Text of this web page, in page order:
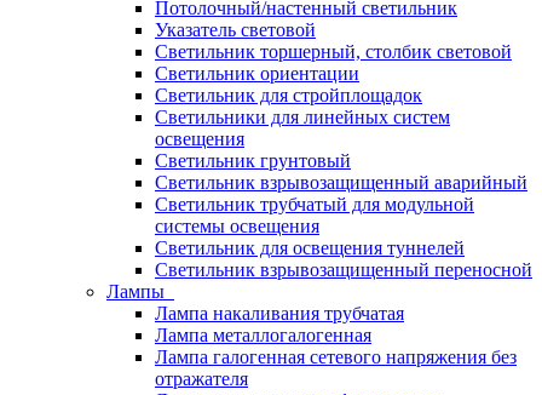
Потолочный/настенный светильник
Указатель световой
Светильник торшерный, столбик световой
Светильник ориентации
Светильник для стройплощадок
Светильники для линейных систем
освещения
Светильник грунтовый
Светильник взрывозащищенный аварийный
Светильник трубчатый для модульной
системы освещения
Светильник для освещения туннелей
Светильник взрывозащищенный переносной
Лампы
Лампа накаливания трубчатая
Лампа металлогалогенная
Лампа галогенная сетевого напряжения без
отражателя